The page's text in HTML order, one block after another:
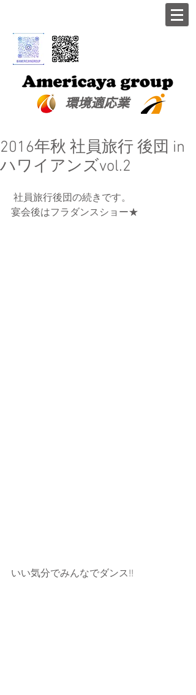
​環境適応業
2016年秋 社員旅行 後団 in
ハワイアンズvol.2
社員旅行後団の続きです。
宴会後はフラダンスショー★
いい気分でみんなでダンス!!